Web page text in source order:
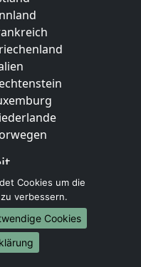
am Main
Cookies um die
verbessern.
Cookies